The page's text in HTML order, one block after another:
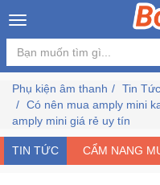
×
Đăng
nhập
Phụ kiện âm thanh
Tin Tức
Có nên mua amply mini
amply mini giá rẻ uy tín
TIN TỨC CẨM NANG